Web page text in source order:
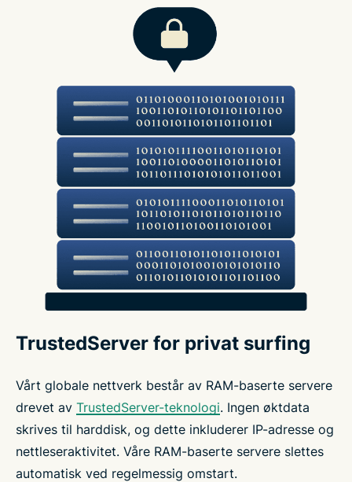
TrustedServer for privat surfing
Vårt globale nettverk består av RAM-baserte servere
drevet av TrustedServer-teknologi. Ingen øktdata
skrives til harddisk, og dette inkluderer IP-adresse og
nettleseraktivitet. Våre RAM-baserte servere slettes
automatisk ved regelmessig omstart.